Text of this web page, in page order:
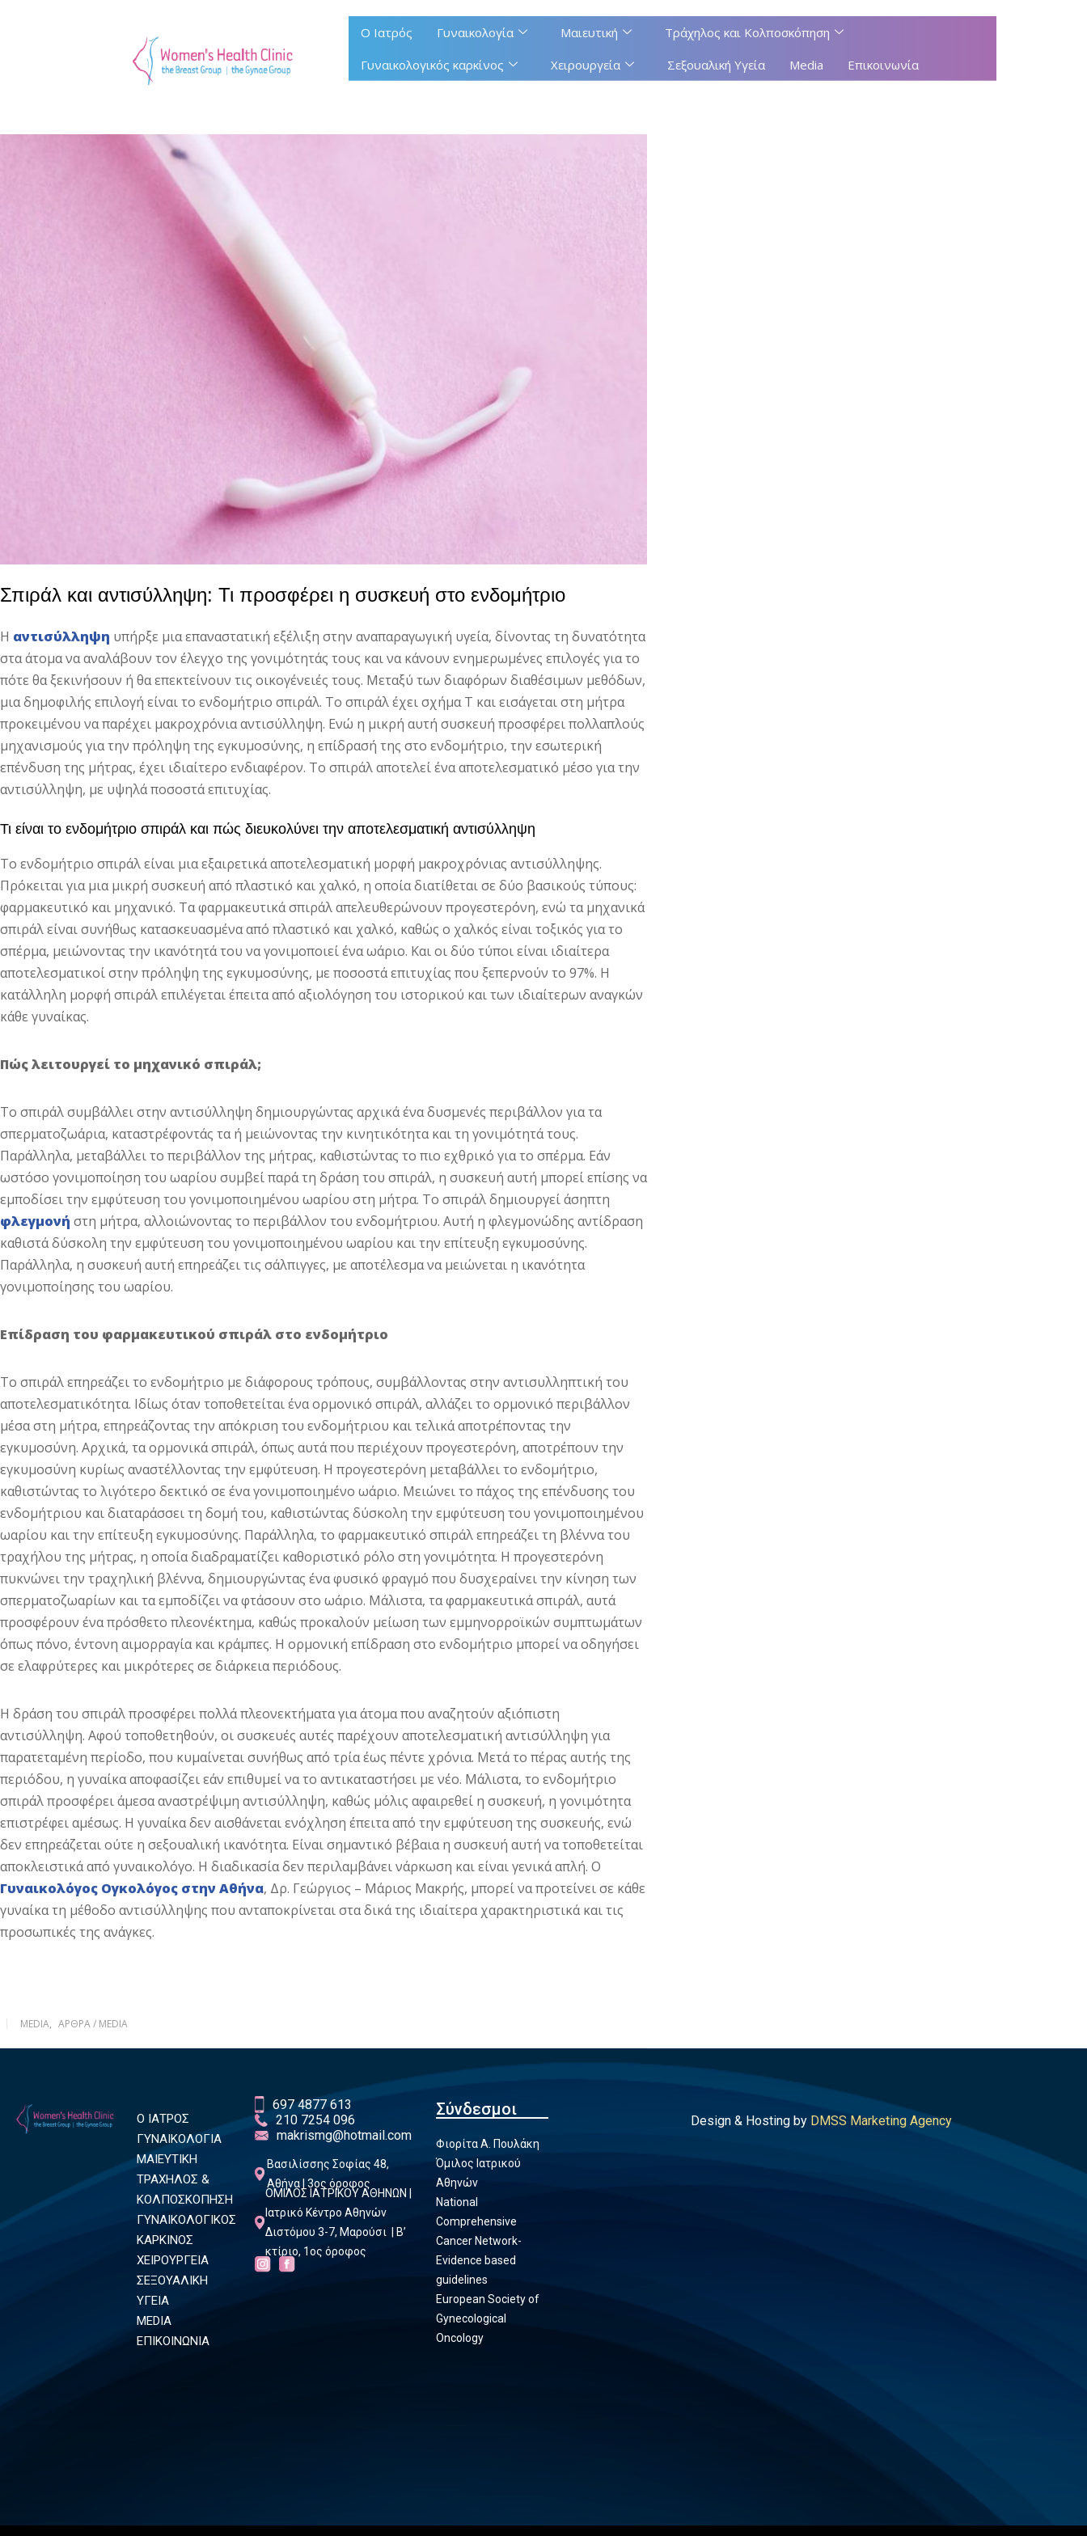
Ο Ιατρός Γυναικολογία Μαιευτική
Τράχηλος και Κολποσκόπηση
Γυναικολογικός καρκίνος
Χειρουργεία Σεξουαλική Υγεία Media Επικοινωνία
Σπιράλ και αντισύλληψη: Τι προσφέρει η συσκευή στο ενδομήτριο
Η αντισύλληψη υπήρξε μια επαναστατική εξέλιξη στην αναπαραγωγική υγεία, δίνοντας τη δυνατότητα
στα άτομα να αναλάβουν τον έλεγχο της γονιμότητάς τους και να κάνουν ενημερωμένες επιλογές για το
πότε θα ξεκινήσουν ή θα επεκτείνουν τις οικογένειές τους. Μεταξύ των διαφόρων διαθέσιμων μεθόδων,
μια δημοφιλής επιλογή είναι το ενδομήτριο σπιράλ. Το σπιράλ έχει σχήμα Τ και εισάγεται στη μήτρα
προκειμένου να παρέχει μακροχρόνια αντισύλληψη. Ενώ η μικρή αυτή συσκευή προσφέρει πολλαπλούς
μηχανισμούς για την πρόληψη της εγκυμοσύνης, η επίδρασή της στο ενδομήτριο, την εσωτερική
επένδυση της μήτρας, έχει ιδιαίτερο ενδιαφέρον. Το σπιράλ αποτελεί ένα αποτελεσματικό μέσο για την
αντισύλληψη, με υψηλά ποσοστά επιτυχίας.
Τι είναι το ενδομήτριο σπιράλ και πώς διευκολύνει την αποτελεσματική αντισύλληψη
Το ενδομήτριο σπιράλ είναι μια εξαιρετικά αποτελεσματική μορφή μακροχρόνιας αντισύλληψης.
Πρόκειται για μια μικρή συσκευή από πλαστικό και χαλκό, η οποία διατίθεται σε δύο βασικούς τύπους:
φαρμακευτικό και μηχανικό. Τα φαρμακευτικά σπιράλ απελευθερώνουν προγεστερόνη, ενώ τα μηχανικά
σπιράλ είναι συνήθως κατασκευασμένα από πλαστικό και χαλκό, καθώς ο χαλκός είναι τοξικός για το
σπέρμα, μειώνοντας την ικανότητά του να γονιμοποιεί ένα ωάριο. Και οι δύο τύποι είναι ιδιαίτερα
αποτελεσματικοί στην πρόληψη της εγκυμοσύνης, με ποσοστά επιτυχίας που ξεπερνούν το 97%. Η
κατάλληλη μορφή σπιράλ επιλέγεται έπειτα από αξιολόγηση του ιστορικού και των ιδιαίτερων αναγκών
κάθε γυναίκας.
Πώς λειτουργεί το μηχανικό σπιράλ;
Το σπιράλ συμβάλλει στην αντισύλληψη δημιουργώντας αρχικά ένα δυσμενές περιβάλλον για τα
σπερματοζωάρια, καταστρέφοντάς τα ή μειώνοντας την κινητικότητα και τη γονιμότητά τους.
Παράλληλα, μεταβάλλει το περιβάλλον της μήτρας, καθιστώντας το πιο εχθρικό για το σπέρμα. Εάν
ωστόσο γονιμοποίηση του ωαρίου συμβεί παρά τη δράση του σπιράλ, η συσκευή αυτή μπορεί επίσης να
εμποδίσει την εμφύτευση του γονιμοποιημένου ωαρίου στη μήτρα. Το σπιράλ δημιουργεί άσηπτη
φλεγμονή στη μήτρα, αλλοιώνοντας το περιβάλλον του ενδομήτριου. Αυτή η φλεγμονώδης αντίδραση
καθιστά δύσκολη την εμφύτευση του γονιμοποιημένου ωαρίου και την επίτευξη εγκυμοσύνης.
Παράλληλα, η συσκευή αυτή επηρεάζει τις σάλπιγγες, με αποτέλεσμα να μειώνεται η ικανότητα
γονιμοποίησης του ωαρίου.
Επίδραση του φαρμακευτικού σπιράλ στο ενδομήτριο
Το σπιράλ επηρεάζει το ενδομήτριο με διάφορους τρόπους, συμβάλλοντας στην αντισυλληπτική του
αποτελεσματικότητα. Ιδίως όταν τοποθετείται ένα ορμονικό σπιράλ, αλλάζει το ορμονικό περιβάλλον
μέσα στη μήτρα, επηρεάζοντας την απόκριση του ενδομήτριου και τελικά αποτρέποντας την
εγκυμοσύνη. Αρχικά, τα ορμονικά σπιράλ, όπως αυτά που περιέχουν προγεστερόνη, αποτρέπουν την
εγκυμοσύνη κυρίως αναστέλλοντας την εμφύτευση. Η προγεστερόνη μεταβάλλει το ενδομήτριο,
καθιστώντας το λιγότερο δεκτικό σε ένα γονιμοποιημένο ωάριο. Μειώνει το πάχος της επένδυσης του
ενδομήτριου και διαταράσσει τη δομή του, καθιστώντας δύσκολη την εμφύτευση του γονιμοποιημένου
ωαρίου και την επίτευξη εγκυμοσύνης. Παράλληλα, το φαρμακευτικό σπιράλ επηρεάζει τη βλέννα του
τραχήλου της μήτρας, η οποία διαδραματίζει καθοριστικό ρόλο στη γονιμότητα. Η προγεστερόνη
πυκνώνει την τραχηλική βλέννα, δημιουργώντας ένα φυσικό φραγμό που δυσχεραίνει την κίνηση των
σπερματοζωαρίων και τα εμποδίζει να φτάσουν στο ωάριο. Μάλιστα, τα φαρμακευτικά σπιράλ, αυτά
προσφέρουν ένα πρόσθετο πλεονέκτημα, καθώς προκαλούν μείωση των εμμηνορροϊκών συμπτωμάτων
όπως πόνο, έντονη αιμορραγία και κράμπες. Η ορμονική επίδραση στο ενδομήτριο μπορεί να οδηγήσει
σε ελαφρύτερες και μικρότερες σε διάρκεια περιόδους.
Η δράση του σπιράλ προσφέρει πολλά πλεονεκτήματα για άτομα που αναζητούν αξιόπιστη
αντισύλληψη. Αφού τοποθετηθούν, οι συσκευές αυτές παρέχουν αποτελεσματική αντισύλληψη για
παρατεταμένη περίοδο, που κυμαίνεται συνήθως από τρία έως πέντε χρόνια. Μετά το πέρας αυτής της
περιόδου, η γυναίκα αποφασίζει εάν επιθυμεί να το αντικαταστήσει με νέο. Μάλιστα, το ενδομήτριο
σπιράλ προσφέρει άμεσα αναστρέψιμη αντισύλληψη, καθώς μόλις αφαιρεθεί η συσκευή, η γονιμότητα
επιστρέφει αμέσως. Η γυναίκα δεν αισθάνεται ενόχληση έπειτα από την εμφύτευση της συσκευής, ενώ
δεν επηρεάζεται ούτε η σεξουαλική ικανότητα. Είναι σημαντικό βέβαια η συσκευή αυτή να τοποθετείται
αποκλειστικά από γυναικολόγο. Η διαδικασία δεν περιλαμβάνει νάρκωση και είναι γενικά απλή. Ο
Γυναικολόγος Ογκολόγος στην Αθήνα, Δρ. Γεώργιος – Μάριος Μακρής, μπορεί να προτείνει σε κάθε
γυναίκα τη μέθοδο αντισύλληψης που ανταποκρίνεται στα δικά της ιδιαίτερα χαρακτηριστικά και τις
προσωπικές της ανάγκες.
MEDIA, ΆΡΘΡΑ / MEDIA
Ο ΙΑΤΡΟΣ
ΓΥΝΑΙΚΟΛΟΓΙΑ
ΜΑΙΕΥΤΙΚΗ
ΤΡΑΧΗΛΟΣ &
ΚΟΛΠΟΣΚΟΠΗΣΗ
ΓΥΝΑΙΚΟΛΟΓΙΚΟΣ
ΚΑΡΚΙΝΟΣ
ΧΕΙΡΟΥΡΓΕΙΑ
ΣΕΞΟΥΑΛΙΚΗ
ΥΓΕΙΑ
MEDIA
ΕΠΙΚΟΙΝΩΝΙΑ
697 4877 613
210 7254 096
makrismg@hotmail.com
Βασιλίσσης Σοφίας 48,
Αθήνα | 3ος όροφος
ΟΜΙΛΟΣ ΙΑΤΡΙΚΟΥ ΑΘΗΝΩΝ |
Ιατρικό Κέντρο Αθηνών
Διστόμου 3-7, Μαρούσι | Β’
κτίριο, 1ος όροφος
Σύνδεσμοι
Φιορίτα Α. Πουλάκη
Όμιλος Ιατρικού
Αθηνών
National
Comprehensive
Cancer Network-
Evidence based
guidelines
European Society of
Gynecological
Oncology
Design & Hosting by DMSS Marketing Agency